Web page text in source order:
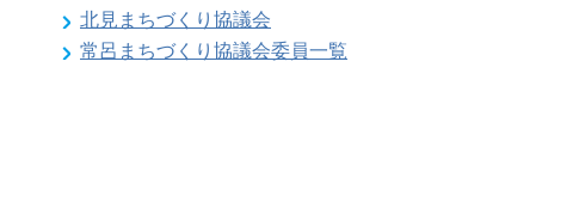
北見まちづくり協議会
常呂まちづくり協議会委員一覧